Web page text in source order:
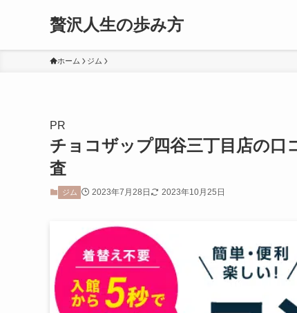
贅沢人生の歩み方
ホーム ジム
PR
チョコザップ四谷三丁目店の口
査
ジム 2023年7月28日 2023年10月25日